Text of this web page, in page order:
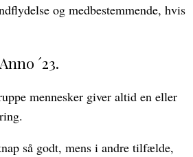
og medbestemmende, hvis
´23.
mennesker giver altid en eller
så godt, mens i andre tilfælde,